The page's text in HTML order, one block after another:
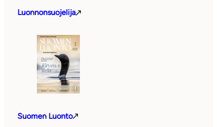
Luonnonsuojelija
Suomen Luonto